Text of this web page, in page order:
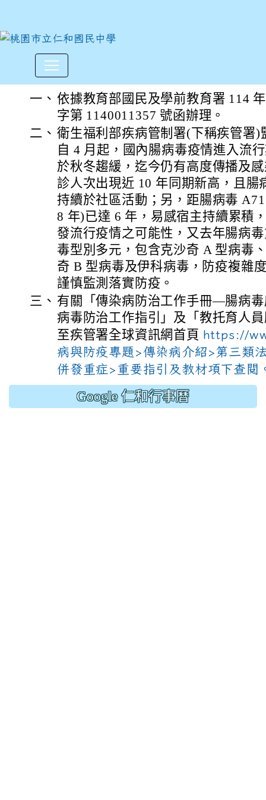
衛生福利部「114年腸病毒流
一、 依據教育部國民及學前教育署 114
字第 1140011357 號函辦理。
二、 衛生福利部疾病管制署(下稱疾管署)
自 4 月起，國內腸病毒疫情進入流
於秋冬趨緩，迄今仍有高度傳播及
診人次出現近 10 年同期新高，且腸
持續於社區活動；另，距腸病毒
8 年)已達 6 年，易感宿主持續累積
發流行疫情之可能性，又去年腸病
毒型別多元，包含克沙奇 A 型病毒
奇 B 型病毒及伊科病毒，防疫複雜
謹慎監測落實防疫。
三、 有關「傳染病防治工作手冊—腸病
病毒防治工作指引」及「教托育人
至疾管署全球資訊網首頁 https://
病與防疫專題>傳染病介紹>第三類
併發重症>重要指引及教材項下查閱
Google 仁和行事曆